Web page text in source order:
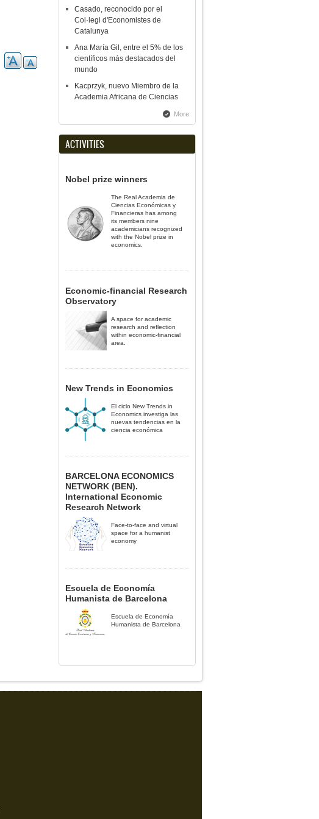
Casado, reconocido por el
Col·legi d'Economistes de
Catalunya
Ana María Gil, entre el 5% de los
científicos más destacados del
mundo
Kacprzyk, nuevo Miembro de la
Academia Africana de Ciencias
More
ACTIVITIES
Nobel prize winners
The Real Academia de
Ciencias Económicas y
Financieras has among
its members nine
academicians recognized
with the Nobel prize in
economics.
Economic-financial Research
Observatory
A space for academic
research and reflection
within economic-financial
area.
New Trends in Economics
El ciclo New Trends in
Economics investiga las
nuevas tendencias en la
ciencia económica
BARCELONA ECONOMICS
NETWORK (BEN).
International Economic
Research Network
Face-to-face and virtual
space for a humanist
economy
Escuela de Economía
Humanista de Barcelona
Escuela de Economía
Humanista de Barcelona